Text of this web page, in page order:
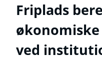
Friplads
ved